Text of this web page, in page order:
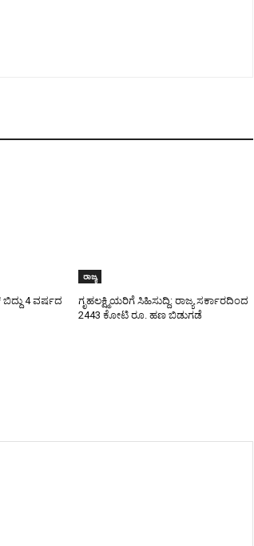
ಬಿದ್ದು 4 ವರ್ಷದ
ರಾಜ್ಯ
ಗೃಹಲಕ್ಷ್ಮಿಯರಿಗೆ ಸಿಹಿಸುದ್ದಿ: ರಾಜ್ಯ ಸರ್ಕಾರದಿಂದ
2443 ಕೋಟಿ ರೂ. ಹಣ ಬಿಡುಗಡೆ